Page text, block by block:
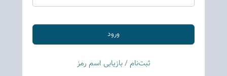
ثبت‌نام/بازیابی اسم رمز